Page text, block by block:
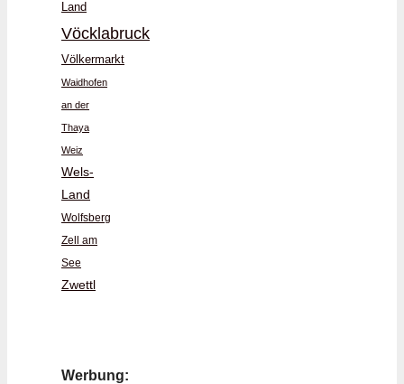
Land
Vöcklabruck
Völkermarkt
Waidhofen
an der
Thaya
Weiz
Wels-
Land
Wolfsberg
Zell am
See
Zwettl
Werbung: